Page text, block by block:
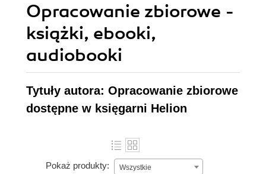
Opracowanie zbiorowe -
książki, ebooki,
audiobooki
Tytuły autora: Opracowanie zbiorowe
dostępne w księgarni Helion
Pokaż produkty: Wszystkie